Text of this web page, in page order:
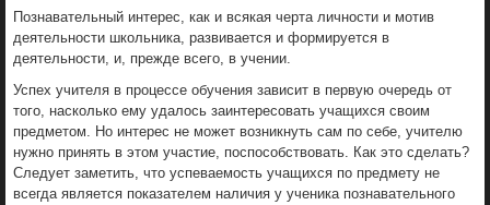
Познавательный интерес, как и всякая черта личности и мотив
деятельности школьника, развивается и формируется в
деятельности, и, прежде всего, в учении.
Успех учителя в процессе обучения зависит в первую очередь от
того, насколько ему удалось заинтересовать учащихся своим
предметом. Но интерес не может возникнуть сам по себе, учителю
нужно принять в этом участие, поспособствовать. Как это сделать?
Следует заметить, что успеваемость учащихся по предмету не
всегда является показателем наличия у ученика познавательного